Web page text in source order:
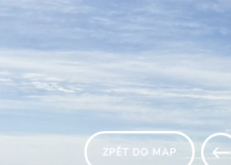
ZPĚT DO MAP